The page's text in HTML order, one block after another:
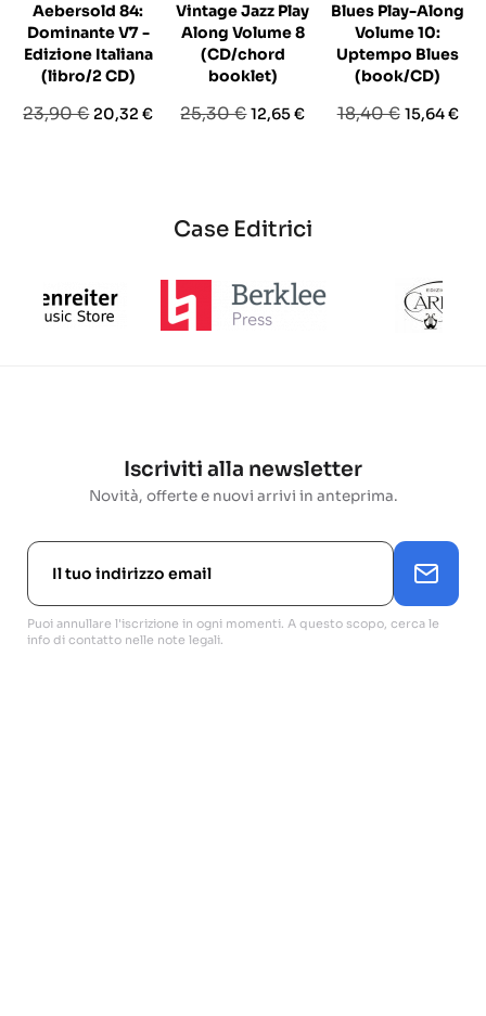
Aebersold 84:
Dominante V7 -
Edizione Italiana
(libro/2 CD)
Prezzo
23,90 € Prezzo
20,32 €
Vintage Jazz Play
Along Volume 8
(CD/chord
booklet)
Prezzo
25,30 €Prezzo
12,65 €
Blues Play-Along
Volume 10:
Uptempo Blues
(book/CD)
Prezzo
18,40 € Prezzo
15,64 €
Case Editrici
Iscriviti alla newsletter
Novità, offerte e nuovi arrivi in anteprima.
Puoi annullare l'iscrizione in ogni momenti. A questo scopo, cerca le
info di contatto nelle note legali.